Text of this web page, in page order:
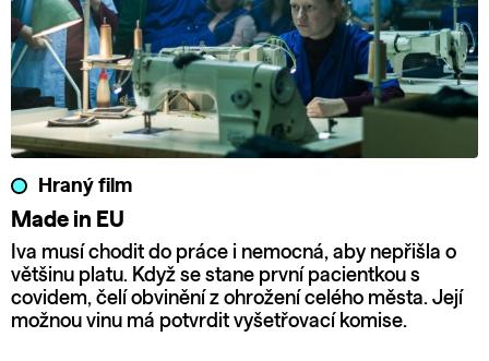
Hraný film
Made in EU
Iva musí chodit do práce i nemocná, aby nepřišla o
většinu platu. Když se stane první pacientkou s
covidem, čelí obvinění z ohrožení celého města. Její
možnou vinu má potvrdit vyšetřovací komise.